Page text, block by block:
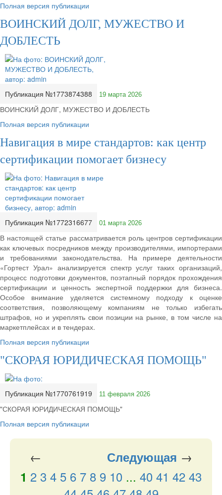
Полная версия публикации
ВОИНСКИЙ ДОЛГ, МУЖЕСТВО И
ДОБЛЕСТЬ
Публикация №1773874388 19 марта 2026
ВОИНСКИЙ ДОЛГ, МУЖЕСТВО И ДОБЛЕСТЬ
Полная версия публикации
Навигация в мире стандартов: как центр
сертификации помогает бизнесу
Публикация №1772316677 01 марта 2026
В настоящей статье рассматривается роль центров сертификации
как ключевых посредников между производителями, импортерами
и требованиями законодательства. На примере деятельности
«Гортест Урал» анализируется спектр услуг таких организаций,
процесс подготовки документов, поэтапный порядок прохождения
сертификации и ценность экспертной поддержки для бизнеса.
Особое внимание уделяется системному подходу к оценке
соответствия, позволяющему компаниям не только избегать
штрафов, но и укреплять свои позиции на рынке, в том числе на
маркетплейсах и в тендерах.
Полная версия публикации
"СКОРАЯ ЮРИДИЧЕСКАЯ ПОМОЩЬ"
Публикация №1770761919 11 февраля 2026
"СКОРАЯ ЮРИДИЧЕСКАЯ ПОМОЩЬ"
Полная версия публикации
← Следующая →
1 2 3 4 5 6 7 8 9 10 ... 40 41 42 43